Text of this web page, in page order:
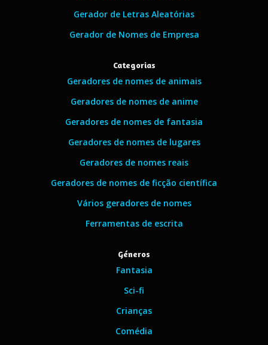
Gerador de Letras Aleatórias
Gerador de Nomes de Empresa
Categorias
Geradores de nomes de animais
Geradores de nomes de anime
Geradores de nomes de fantasia
Geradores de nomes de lugares
Geradores de nomes reais
Geradores de nomes de ficção científica
Vários geradores de nomes
Ferramentas de escrita
Géneros
Fantasia
Sci-fi
Crianças
Comédia